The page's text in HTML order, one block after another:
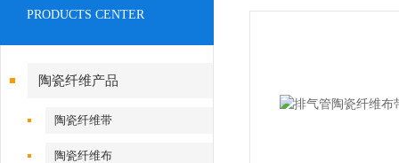
PRODUCTS CENTER
陶瓷纤维产品
陶瓷纤维带
陶瓷纤维布